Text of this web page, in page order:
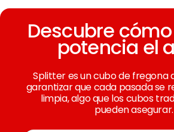
Descubre
potencia el
Splitter es un cubo de fregona
garantizar que cada pasada se
limpia, algo que los cubos
pueden asegurar.